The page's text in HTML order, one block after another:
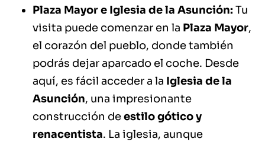
Plaza Mayor e Iglesia de la Asunción: Tu
visita puede comenzar en la Plaza Mayor,
el corazón del pueblo, donde también
podrás dejar aparcado el coche. Desde
aquí, es fácil acceder a la Iglesia de la
Asunción, una impresionante
construcción deestilo gótico y
renacentista. La iglesia, aunque